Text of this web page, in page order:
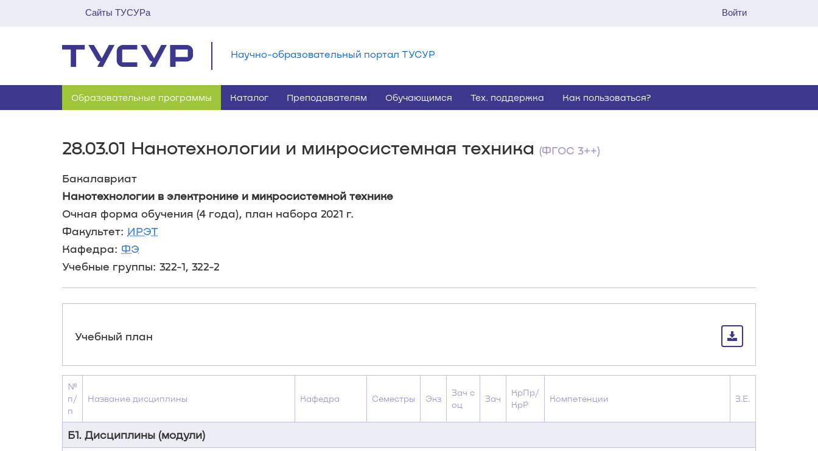
Сайты ТУСУРа Войти
Научно-образовательный портал ТУСУР
Образовательные программы Каталог Преподавателям Обучающимся Тех. поддержка Как пользоваться?
28.03.01 Нанотехнологии и микросистемная техника (ФГОС 3++)
Бакалавриат
Нанотехнологии в электронике и микросистемной технике
Очная форма обучения (4 года), план набора 2021 г.
Факультет: ИРЭТ
Кафедра: ФЭ
Учебные группы: 322-1, 322-2
Учебный план
№
п/
п
Название дисциплины Кафедра Семестры Экз
Зач с
оц
Зач
КрПр/
КрР
Компетенции З.Е.
Б1. Дисциплины (модули)